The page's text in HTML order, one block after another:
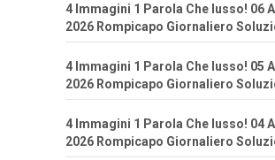
4 Immagini 1 Parola Che lusso! 06
2026 Rompicapo Giornaliero
4 Immagini 1 Parola Che lusso! 05
2026 Rompicapo Giornaliero
4 Immagini 1 Parola Che lusso! 04
2026 Rompicapo Giornaliero